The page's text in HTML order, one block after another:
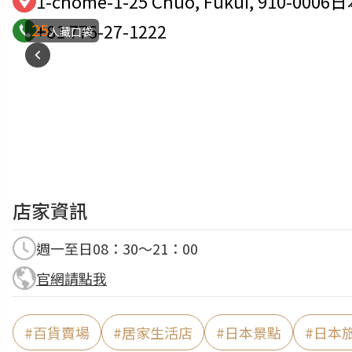
25人藏口袋
+81 776-27-1222
店家資訊
週一至日08：30～21：00
官網請點我
#百貨賣場 #居家生活店 #日本景點 #日本